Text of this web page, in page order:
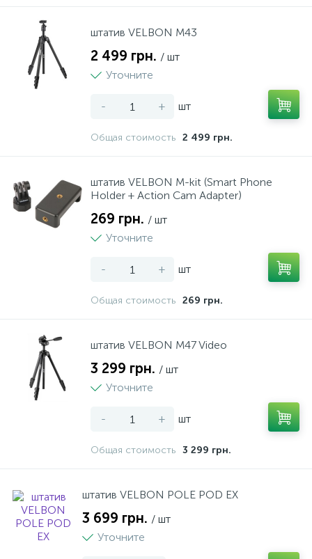
штатив VELBON M43
2 499 грн. / шт
Уточните
- + шт
Общая стоимость 2 499 грн.
штатив VELBON M-kit (Smart Phone
Holder + Action Cam Adapter)
269 грн. / шт
Уточните
- + шт
Общая стоимость 269 грн.
штатив VELBON M47 Video
3 299 грн. / шт
Уточните
- + шт
Общая стоимость 3 299 грн.
штатив VELBON POLE POD EX
3 699 грн. / шт
Уточните